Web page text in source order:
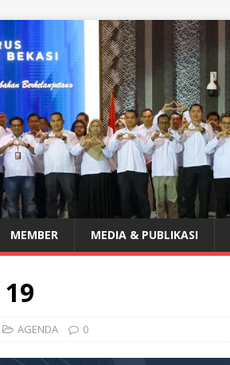
MEMBER MEDIA & PUBLIKASI
AGENDA 0